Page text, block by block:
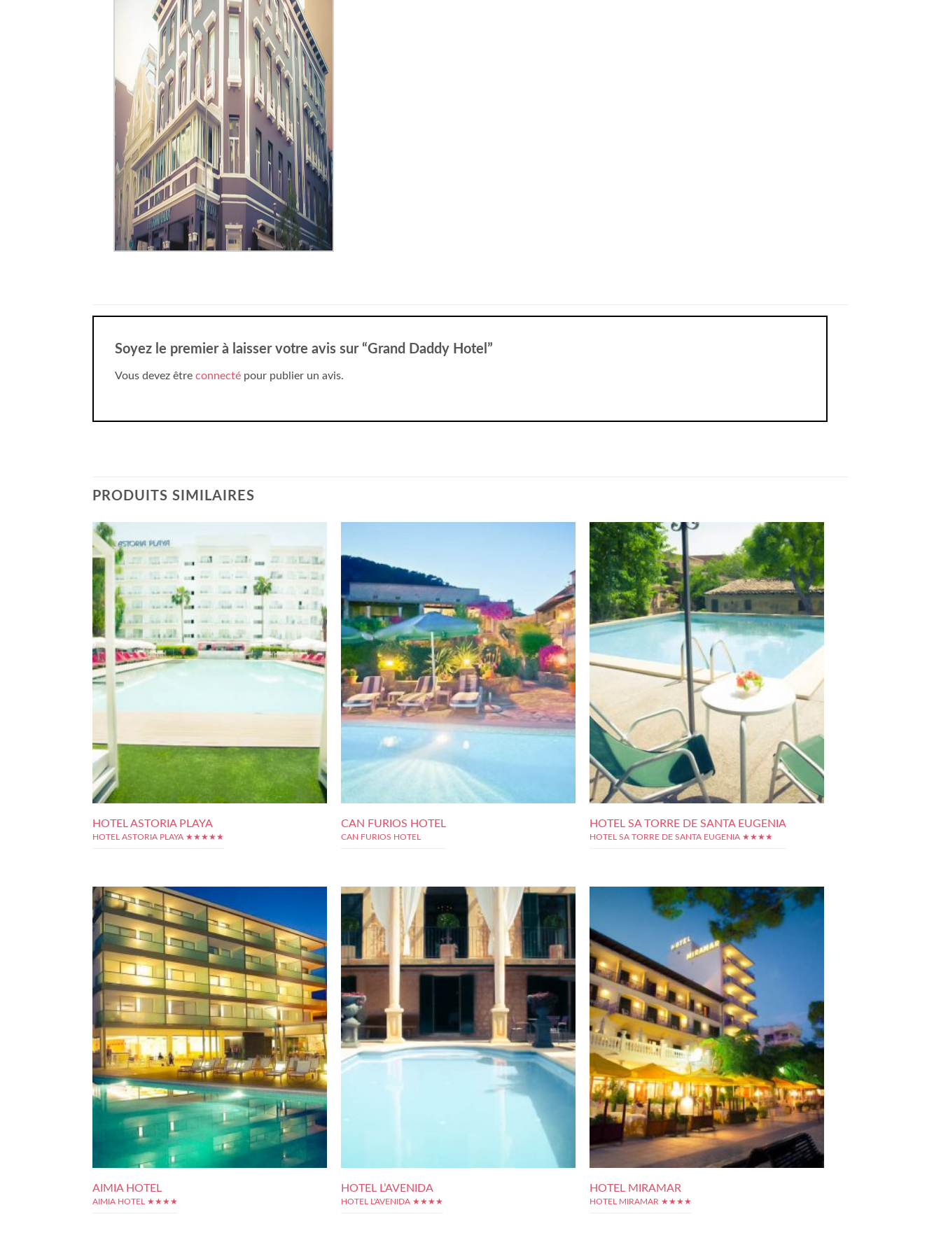
Soyez le premier à laisser votre avis sur “Grand Daddy Hotel”
Vous devez être connecté pour publier un avis.
PRODUITS SIMILAIRES
HOTEL ASTORIA PLAYA
HOTEL ASTORIA PLAYA ★★★★★
CAN FURIOS HOTEL
CAN FURIOS HOTEL
HOTEL SA TORRE DE SANTA EUGENIA
HOTEL SA TORRE DE SANTA EUGENIA ★★★★
AIMIA HOTEL
AIMIA HOTEL ★★★★
HOTEL L’AVENIDA
HOTEL L'AVENIDA ★★★★
HOTEL MIRAMAR
HOTEL MIRAMAR ★★★★